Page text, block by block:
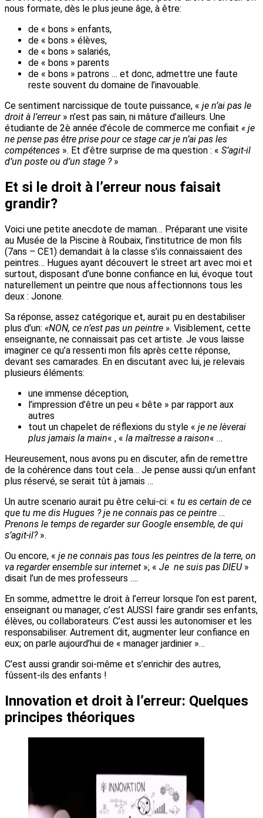
nous formate, dès le plus jeune âge, à être:
de « bons » enfants,
de « bons » élèves,
de « bons » salariés,
de « bons » parents
de « bons » patrons … et donc, admettre une faute
reste souvent du domaine de l’inavouable.
Ce sentiment narcissique de toute puissance, « je n’ai pas le
droit à l’erreur » n’est pas sain, ni mâture d’ailleurs. Une
étudiante de 2è année d’école de commerce me confiait « je
ne pense pas être prise pour ce stage car je n’ai pas les
compétences ». Et d’être surprise de ma question : « S’agit-il
d’un poste ou d’un stage ?»
Et si le droit à l’erreur nous faisait
grandir?
Voici une petite anecdote de maman… Préparant une visite
au Musée de la Piscine à Roubaix, l’institutrice de mon fils
(7ans – CE1) demandait à la classe s’ils connaissaient des
peintres… Hugues ayant découvert le street art avec moi et
surtout, disposant d’une bonne confiance en lui, évoque tout
naturellement un peintre que nous affectionnons tous les
deux : Jonone.
Sa réponse, assez catégorique et, aurait pu en destabiliser
plus d’un: «NON, ce n’est pas un peintre ». Visiblement, cette
enseignante, ne connaissait pas cet artiste. Je vous laisse
imaginer ce qu’a ressenti mon fils après cette réponse,
devant ses camarades. En en discutant avec lui, je relevais
plusieurs éléments:
une immense déception,
l’impression d’être un peu « bête » par rapport aux
autres
tout un chapelet de réflexions du style « je ne lèverai
plus jamais la main« , « la maîtresse a raison« …
Heureusement, nous avons pu en discuter, afin de remettre
de la cohérence dans tout cela… Je pense aussi qu’un enfant
plus réservé, se serait tût à jamais …
Un autre scenario aurait pu être celui-ci: « tu es certain de ce
que tu me dis Hugues ? je ne connais pas ce peintre …
Prenons le temps de regarder sur Google ensemble, de qui
s’agit-il?».
Ou encore, « je ne connais pas tous les peintres de la terre, on
va regarder ensemble sur internet »; « Je ne suis pas DIEU»
disait l’un de mes professeurs ….
En somme, admettre le droit à l’erreur lorsque l’on est parent,
enseignant ou manager, c’est AUSSI faire grandir ses enfants,
élèves, ou collaborateurs. C’est aussi les autonomiser et les
responsabiliser. Autrement dit, augmenter leur confiance en
eux; on parle aujourd’hui de « manager jardinier »…
C’est aussi grandir soi-même et s’enrichir des autres,
fûssent-ils des enfants !
Innovation et droit à l’erreur: Quelques
principes théoriques